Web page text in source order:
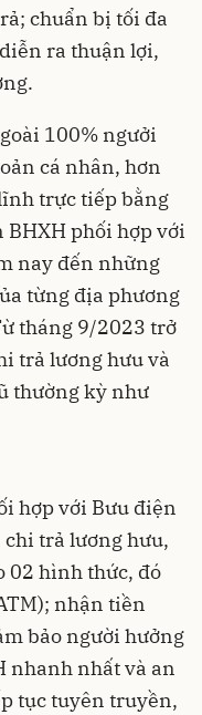
chuẩn bị tối đa
ra thuận lợi,
100% ngưởi
cá nhân, hơn
trực tiếp bằng
phối hợp với
nay đến những
từng địa phương
tháng 9/2023 trở
trả lương hưu và
thường kỳ như
hợp với Bưu điện
trả lương hưu,
02 hình thức, đó
nhận tiền
bảo người hưởng
nhanh nhất và an
tục tuyên truyền,